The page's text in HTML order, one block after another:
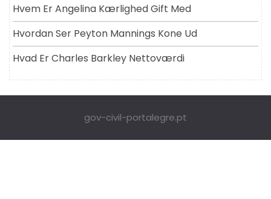
Hvem Er Angelina Kærlighed Gift Med
Hvordan Ser Peyton Mannings Kone Ud
Hvad Er Charles Barkley Nettoværdi
gov-civil-portalegre.pt